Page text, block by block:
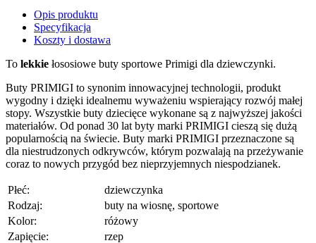
Opis produktu
Specyfikacja
Koszty i dostawa
To lekkie łososiowe buty sportowe Primigi dla dziewczynki.
Buty PRIMIGI to synonim innowacyjnej technologii, produkt
wygodny i dzięki idealnemu wyważeniu wspierający rozwój małej
stopy. Wszystkie buty dziecięce wykonane są z najwyższej jakości
materiałów. Od ponad 30 lat byty marki PRIMIGI cieszą się dużą
popularnością na świecie. Buty marki PRIMIGI przez­nac­zone są
dla niestrud­zonych odkry­w­ców, którym pozwalają na przeży­wanie
coraz to nowych przygód bez nieprzy­jem­nych niespodzianek.
Płeć:
dziewczynka
Rodzaj:
buty na wiosnę, sportowe
Kolor:
różowy
Zapięcie:
rzep